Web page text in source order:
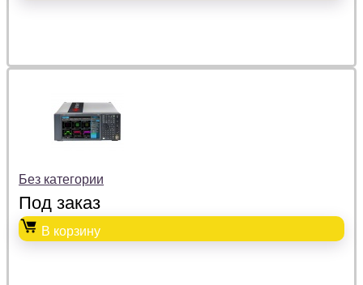
Без категории
Под заказ
В корзину